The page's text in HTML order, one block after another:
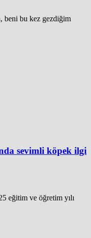
beni bu kez gezdiğim
sevimli köpek ilgi
eğitim ve öğretim yılı